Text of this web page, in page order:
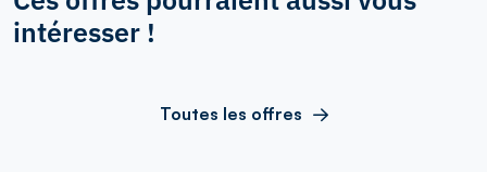
intéresser !
Toutes les offres